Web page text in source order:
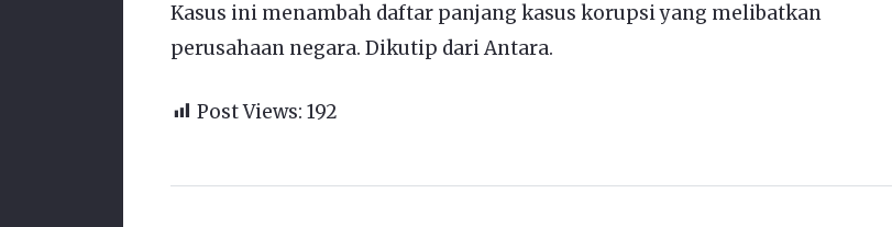
Kasus ini menambah daftar panjang kasus korupsi yang melibatkan
perusahaan negara. Dikutip dari Antara.
Post Views: 192